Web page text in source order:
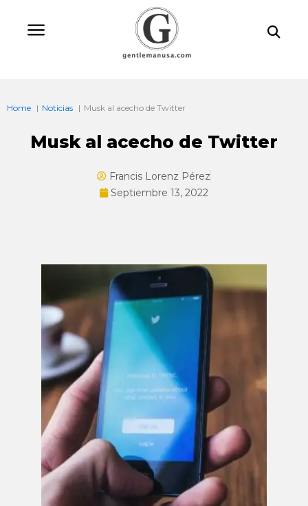
Home Noticias Musk al acecho de Twitter
Musk al acecho de Twitter
Francis Lorenz Pérez
Septiembre 13, 2022